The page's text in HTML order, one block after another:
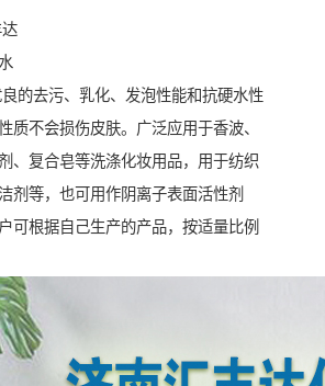
的去污、乳化、发泡性能和抗硬水性
质不会损伤皮肤。广泛应用于香波、
、复合皂等洗涤化妆用品，用于纺织
剂等，也可用作阴离子表面活性剂
可根据自己生产的产品，按适量比例